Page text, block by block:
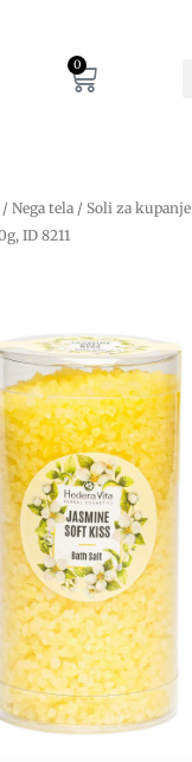
0
Cart
/ Nega tela / Soli za kupanje
ID 8211